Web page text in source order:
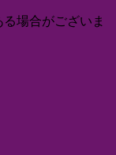
場合がございま